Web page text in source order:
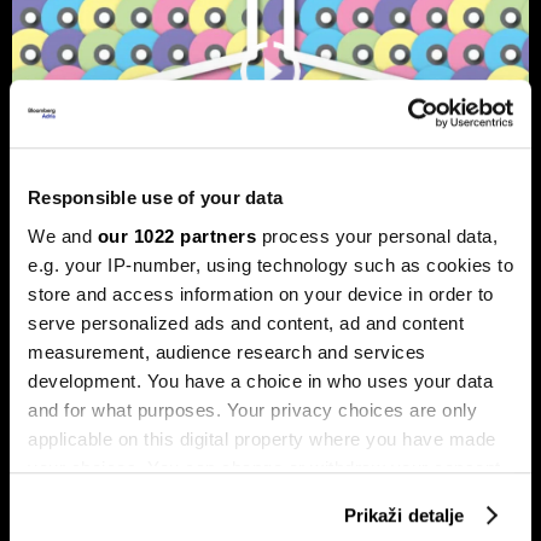
Responsible use of your data
We and our 1022 partners process your personal data,
e.g. your IP-number, using technology such as cookies to
store and access information on your device in order to
serve personalized ads and content, ad and content
measurement, audience research and services
development. You have a choice in who uses your data
and for what purposes. Your privacy choices are only
applicable on this digital property where you have made
your choices. You can change or withdraw your consent
Prikaži detalje
Bloomberg Adria Top 25: Kompanije
koje su obilježile 2025. godinu
Pronašli smo 25 kompanija iz regije koje su ostavile najveći
trag u 2025. godini.